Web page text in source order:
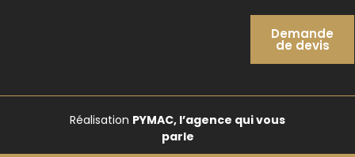
Demande
de devis
Réalisation PYMAC, l’agence qui vous
parle